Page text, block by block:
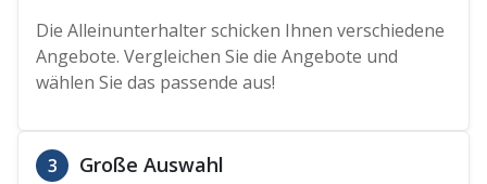
Die Alleinunterhalter schicken Ihnen verschiedene
Angebote. Vergleichen Sie die Angebote und
wählen Sie das passende aus!
3 Große Auswahl